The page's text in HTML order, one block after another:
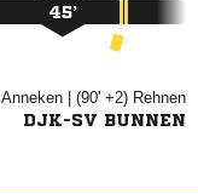
45’
 | (90' +2) 
DJK-SV BUNNEN